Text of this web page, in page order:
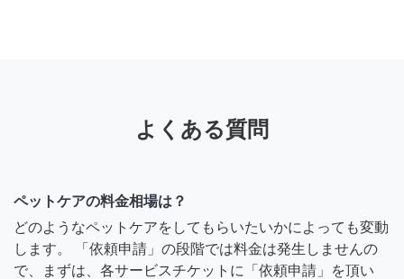
よくある質問
ペットケアの料金相場は？
どのようなペットケアをしてもらいたいかによっても変動
します。 「依頼申請」の段階では料金は発生しませんの
で、まずは、各サービスチケットに「依頼申請」を頂い